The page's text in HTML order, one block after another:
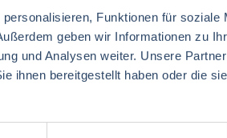
Funktionen für soziale
geben wir Informationen zu
und Analysen weiter. Unsere
ihnen bereitgestellt haben oder die
92
72
42
7
29
10